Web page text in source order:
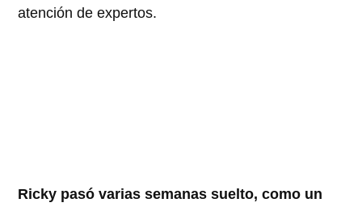
atención de expertos.
Ricky pasó varias semanas suelto, como un